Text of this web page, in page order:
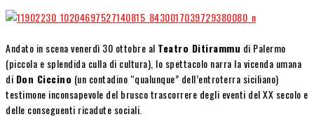
Andato in scena venerdì 30 ottobre al Teatro Ditirammu di Palermo
(piccola e splendida culla di cultura), lo spettacolo narra la vicenda umana
di Don Ciccino (un contadino “qualunque” dell’entroterra siciliano)
testimone inconsapevole del brusco trascorrere degli eventi del XX secolo e
delle conseguenti ricadute sociali.